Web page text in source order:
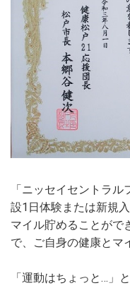
「ニッセイセントラ
設1日体験または新規
マイル貯めることがで
で、ご自身の健康とマ
「運動はちょっと…」